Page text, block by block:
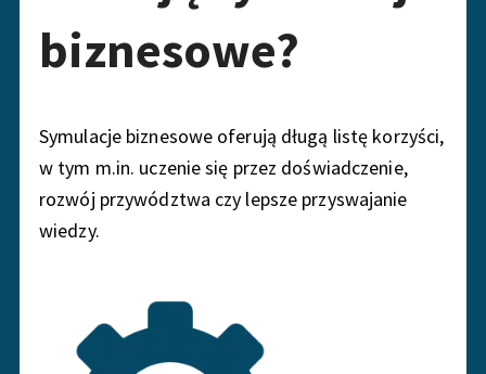
biznesowe?
Symulacje biznesowe oferują długą listę korzyści,
w tym m.in. uczenie się przez doświadczenie,
rozwój przywództwa czy lepsze przyswajanie
wiedzy.